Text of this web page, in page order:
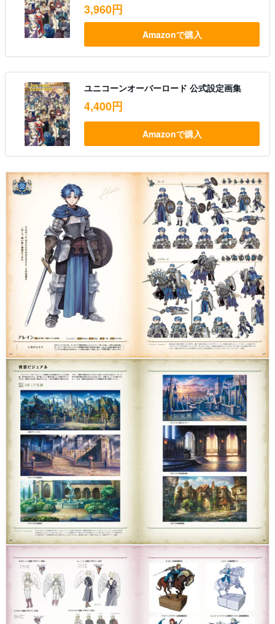
3,960円
Amazonで購入
ユニコーンオーバーロード 公式設定画集
4,400円
Amazonで購入